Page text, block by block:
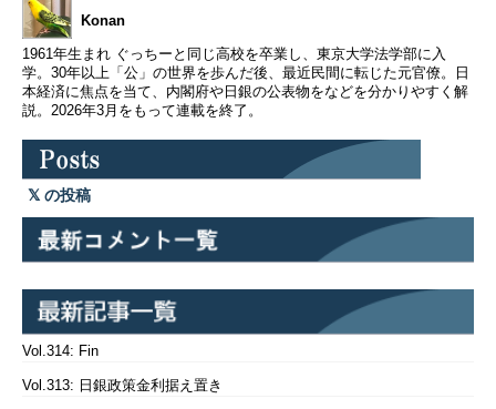
Konan
1961年生まれ ぐっちーと同じ高校を卒業し、東京大学法学部に入
学。30年以上「公」の世界を歩んだ後、最近民間に転じた元官僚。日
本経済に焦点を当て、内閣府や日銀の公表物をなどを分かりやすく解
説。2026年3月をもって連載を終了。
の投稿
Vol.314: Fin
Vol.313: 日銀政策金利据え置き